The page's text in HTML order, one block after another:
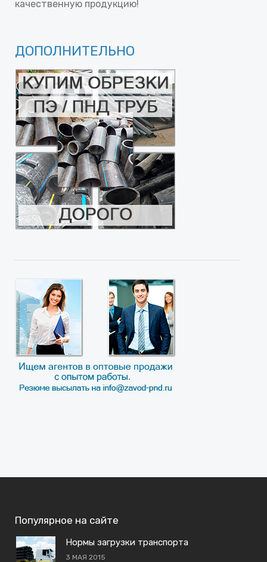
качественную продукцию!
ДОПОЛНИТЕЛЬНО
Популярное на сайте
Нормы загрузки транспорта
3 МАЯ 2015